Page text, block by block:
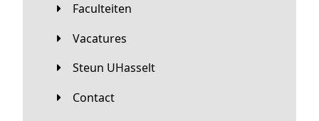
Faculteiten
Vacatures
Steun UHasselt
Contact